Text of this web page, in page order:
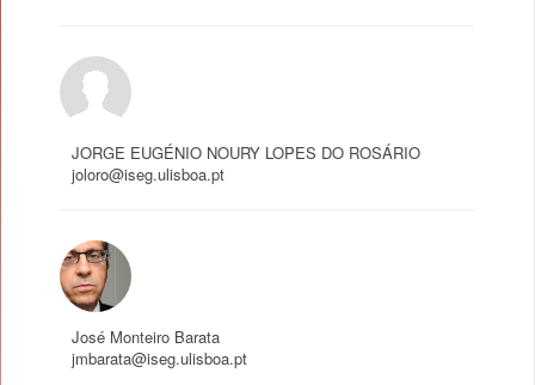
JORGE EUGÉNIO NOURY LOPES DO ROSÁRIO
joloro@iseg.ulisboa.pt
José Monteiro Barata
jmbarata@iseg.ulisboa.pt